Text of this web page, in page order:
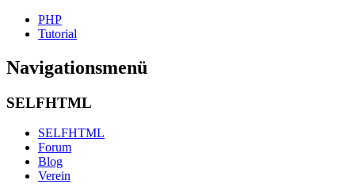
PHP
Tutorial
Navigationsmenü
SELFHTML
SELFHTML
Forum
Blog
Verein